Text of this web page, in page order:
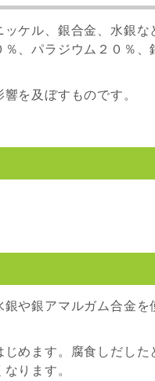
ケル、銀合金、水銀な
、パラジウム２０％、
を及ぼすものです。
や銀アマルガム合金を
めます。腐食しだした
ります。